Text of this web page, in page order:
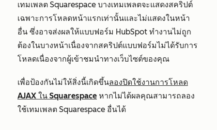
เทมเพลต Squarespace บางเทมเพลตจะแสดงสคริปต์
เฉพาะการโหลดหน้าแรกเท่านั้นและไม่แสดงในหน้า
อื่น ซึ่งอาจส่งผลให้แบบฟอร์ม HubSpot ทำงานไม่ถูก
ต้องในบางหน้าเนื่องจากสคริปต์แบบฟอร์มไม่ได้รับการ
โหลดเนื่องจากผู้เข้าชมนำทางเว็บไซต์ของคุณ
เพื่อป้องกันไม่ให้สิ่งนี้เกิดขึ้นลองปิดใช้งานการโหลด
AJAX ใน Squarespace หากไม่ได้ผลคุณสามารถลอง
ใช้เทมเพลต Squarespace อื่นได้